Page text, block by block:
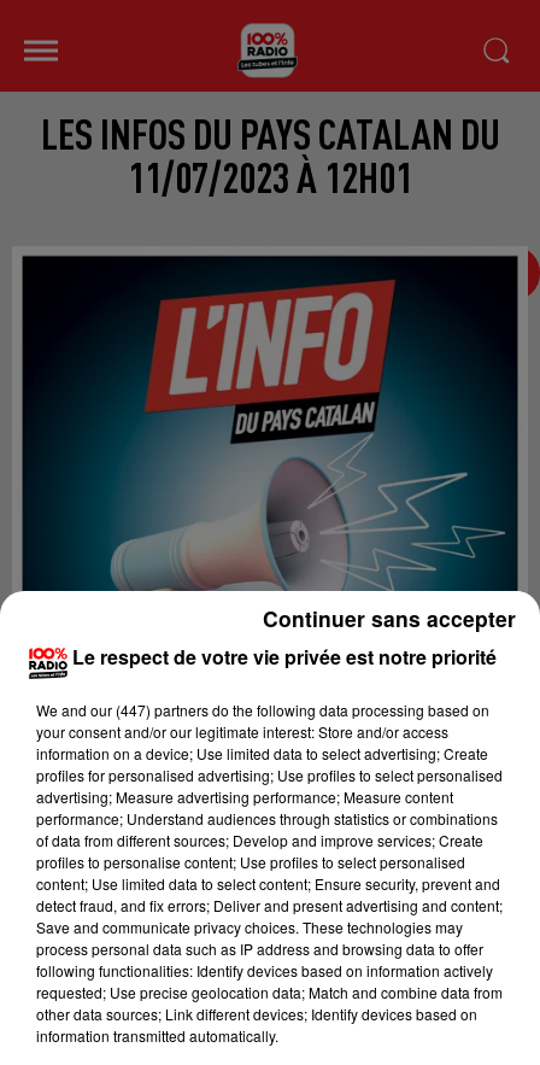
LES INFOS DU PAYS CATALAN DU
11/07/2023 À 12H01
Lecture (3 min 16 sec)
100%
100% Radio les infos du Pays Catalan
Le respect de votre vie privée est notre priorité
We and our (447) partnersdo the following data processing based on
your consent and/or our legitimate interest: Store and/or access
information on a device; Use limited data to select advertising; Create
profiles for personalised advertising; Use profiles to select personalised
advertising; Measure advertising performance; Measure content
performance; Understand audiences through statistics or combinations
of data from different sources; Develop and improve services; Create
profiles to personalise content; Use profiles to select personalised
content; Use limited data to select content; Ensure security, prevent and
detect fraud, and fix errors; Deliver and present advertising and content;
Save and communicate privacy choices. These technologies may
process personal data such as IP address and browsing data to offer
following functionalities: Identify devices based on information actively
requested; Use precise geolocation data; Match and combine data from
other data sources; Link different devices; Identify devices based on
information transmitted automatically.
Continuer sans accepter